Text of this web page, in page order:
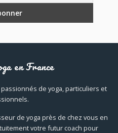
en France
de yoga, particuliers et
de yoga près de chez vous en
votre futur coach pour